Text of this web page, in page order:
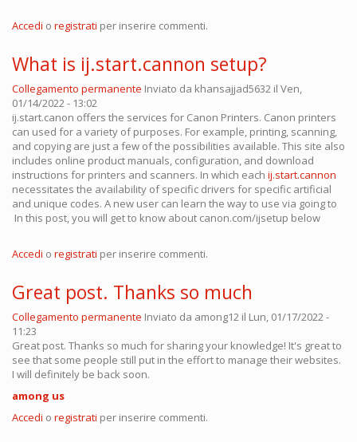
Accedi o registrati per inserire commenti.
What is ij.start.cannon setup?
Collegamento permanente Inviato da khansajjad5632 il Ven,
01/14/2022 - 13:02
ij.start.canon offers the services for Canon Printers. Canon printers
can used for a variety of purposes. For example, printing, scanning,
and copying are just a few of the possibilities available. This site also
includes online product manuals, configuration, and download
instructions for printers and scanners. In which each ij.start.cannon
necessitates the availability of specific drivers for specific artificial
and unique codes. A new user can learn the way to use via going to
In this post, you will get to know about canon.com/ijsetup below
Accedi o registrati per inserire commenti.
Great post. Thanks so much
Collegamento permanente Inviato da among12 il Lun, 01/17/2022 -
11:23
Great post. Thanks so much for sharing your knowledge! It's great to
see that some people still put in the effort to manage their websites.
I will definitely be back soon.
among us
Accedi o registrati per inserire commenti.